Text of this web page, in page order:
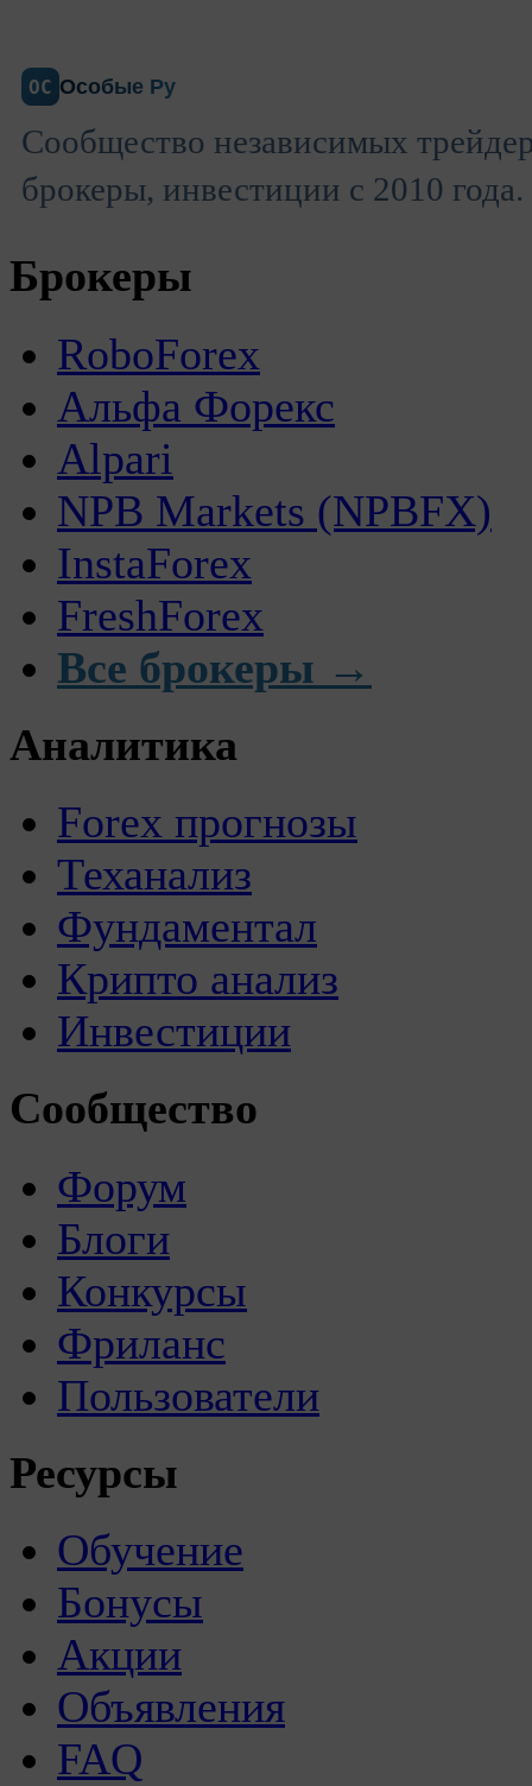
ОС Особые Ру
Сообщество независимых
брокеры, инвестиции с 2010 года.
Брокеры
RoboForex
Альфа Форекс
Alpari
NPB Markets (NPBFX)
InstaForex
FreshForex
Все брокеры →
Аналитика
Forex прогнозы
Теханализ
Фундаментал
Крипто анализ
Инвестиции
Сообщество
Форум
Блоги
Конкурсы
Фриланс
Пользователи
Ресурсы
Обучение
Бонусы
Акции
Объявления
FAQ